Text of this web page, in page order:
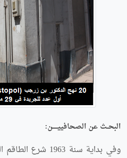
البحــث عن الصحافييـــــن:
وفي بداية سنة